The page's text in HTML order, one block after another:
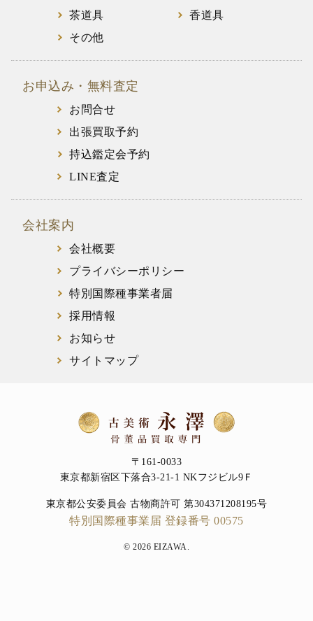
茶道具
香道具
その他
お申込み・無料査定
お問合せ
出張買取予約
持込鑑定会予約
LINE査定
会社案内
会社概要
プライバシーポリシー
特別国際種事業者届
採用情報
お知らせ
サイトマップ
〒161-0033
東京都新宿区下落合3-21-1 NKフジビル9Ｆ
東京都公安委員会 古物商許可 第304371208195号
特別国際種事業届 登録番号 00575
© 2026 EIZAWA.